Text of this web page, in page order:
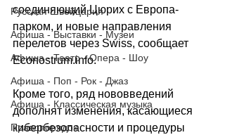
Русская Швейцария
Афиша - Выставки - Музеи
Афиша - Театр - Опера - Шоу
Афиша - Поп - Рок - Джаз
Афиша - Классическая музыка
Правопорядок
соединяющий Цюрих с Европа-
парком, и новые направления
перелетов через Swiss, сообщает
Econostrum.info.
Кроме того, ряд нововведений
дополнят изменения, касающиеся
кибербезопасности и процедуры